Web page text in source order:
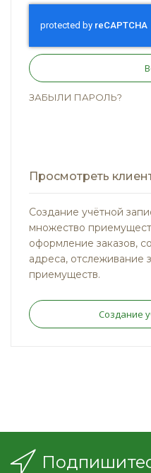
ЗАБЫЛИ ПАРОЛЬ?
Просмотреть
Создание учётной
множество
оформление заказов,
адреса, отслеживание
приемуществ.
Создание